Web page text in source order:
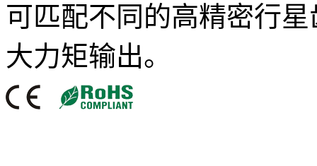
可匹配不同的高精密行
大力矩输出。